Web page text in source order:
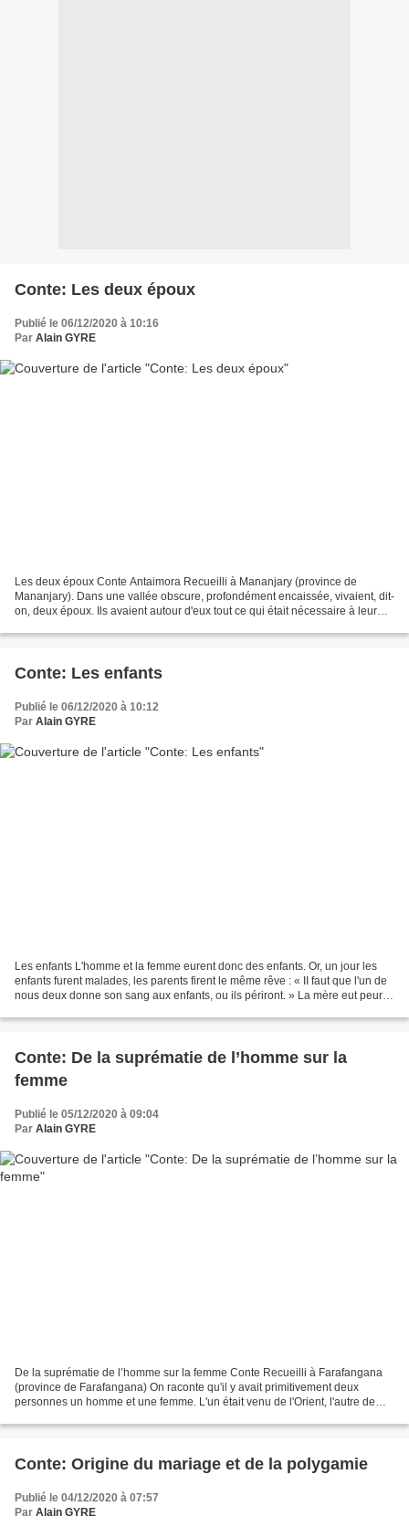
Conte: Les deux époux
Publié le 06/12/2020 à 10:16
Par Alain GYRE
Les deux époux Conte Antaimora Recueilli à Mananjary (province de
Mananjary). Dans une vallée obscure, profondément encaissée, vivaient, dit-
on, deux époux. Ils avaient autour d'eux tout ce qui était nécessaire à leur
Conte: Les enfants
Publié le 06/12/2020 à 10:12
Par Alain GYRE
Les enfants L'homme et la femme eurent donc des enfants. Or, un jour les
enfants furent malades, les parents firent le même rêve : « II faut que l'un de
nous deux donne son sang aux enfants, ou ils périront. » La mère eut peur
Conte: De la suprématie de l’homme sur la
femme
Publié le 05/12/2020 à 09:04
Par Alain GYRE
De la suprématie de l’homme sur la femme Conte Recueilli à Farafangana
(province de Farafangana) On raconte qu'il y avait primitivement deux
personnes un homme et une femme. L'un était venu de l'Orient, l'autre de
Conte: Origine du mariage et de la polygamie
Publié le 04/12/2020 à 07:57
Par Alain GYRE